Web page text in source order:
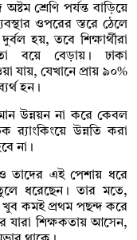
শ্রেণি পর্যন্ত বাড়িয়ে
ওপরের স্তরে ঠেলে
হয়, তবে শিক্ষার্থীরা
বয়ে বেড়ায়। ঢাকা
যায়, যেখানে প্রায় ৯০%
হন।
উন্নয়ন না করে কেবল
র‍্যাংকিংয়ে উন্নতি করা
না।
তাদের এই পেশায় ধরে
ধরেছেন। তার মতে,
খুব কমই প্রথম পছন্দ করে
যারা শিক্ষকতায় আসেন,